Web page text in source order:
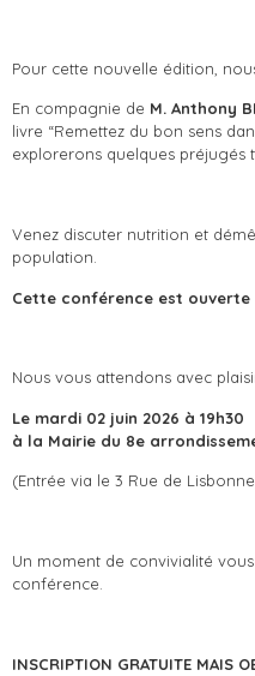
Pour cette nouvelle édition,
En compagnie de M. Anthony
livre “Remettez du bon sens
explorerons quelques préjugés
Venez discuter nutrition et
population.
Cette conférence est
Nous vous attendons avec
Le mardi 02 juin 2026 à 19h30
à la Mairie du 8e
(Entrée via le 3 Rue de
Un moment de convivialité
conférence.
INSCRIPTION GRATUITE MAIS